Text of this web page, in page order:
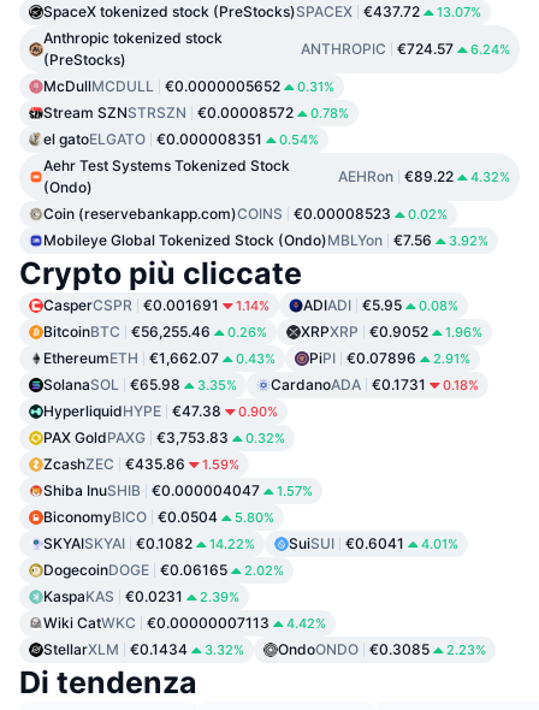
SpaceX tokenized stock (PreStocks)SPACEX €437.72 13.07%
Anthropic tokenized stock
(PreStocks)
ANTHROPIC €724.57 6.24%
McDullMCDULL €0.0000005652 0.31%
Stream SZNSTRSZN €0.00008572 0.78%
el gatoELGATO €0.000008351 0.54%
Aehr Test Systems Tokenized Stock
(Ondo)
AEHRon €89.22 4.32%
Coin (reservebankapp.com)COINS €0.00008523 0.02%
Mobileye Global Tokenized Stock (Ondo)MBLYon €7.56 3.92%
Crypto più cliccate
CasperCSPR €0.001691 1.14% ADIADI €5.95 0.08%
BitcoinBTC €56,255.46 0.26% XRPXRP €0.9052 1.96%
EthereumETH €1,662.07 0.43% PiPI €0.07896 2.91%
SolanaSOL €65.98 3.35% CardanoADA €0.1731 0.18%
HyperliquidHYPE €47.38 0.90%
PAX GoldPAXG €3,753.83 0.32%
ZcashZEC €435.86 1.59%
Shiba InuSHIB €0.000004047 1.57%
BiconomyBICO €0.0504 5.80%
SKYAISKYAI €0.1082 14.22% SuiSUI €0.6041 4.01%
DogecoinDOGE €0.06165 2.02%
KaspaKAS €0.0231 2.39%
Wiki CatWKC €0.00000007113 4.42%
StellarXLM €0.1434 3.32% OndoONDO €0.3085 2.23%
Di tendenza